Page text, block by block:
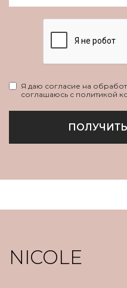
Я даю согласие на
соглашаюсь с политикой
NICOLE